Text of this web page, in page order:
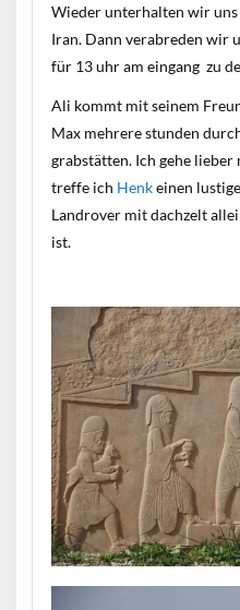
Wieder unterhalten wir
Iran. Dann verabreden wir
für 13 uhr am eingang zu
Ali kommt mit seinem
Max mehrere stunden
grabstätten. Ich gehe lieber
treffe ich Henkeinen
Landrover mit dachzelt
ist.